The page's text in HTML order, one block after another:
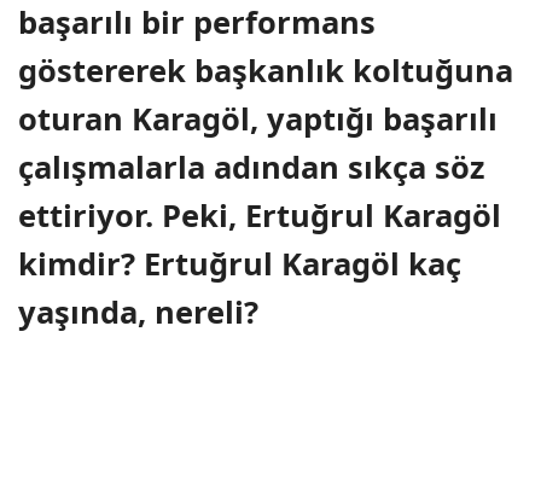
başarılı bir performans
göstererek başkanlık koltuğuna
oturan Karagöl, yaptığı başarılı
çalışmalarla adından sıkça söz
ettiriyor. Peki, Ertuğrul Karagöl
kimdir? Ertuğrul Karagöl kaç
yaşında, nereli?